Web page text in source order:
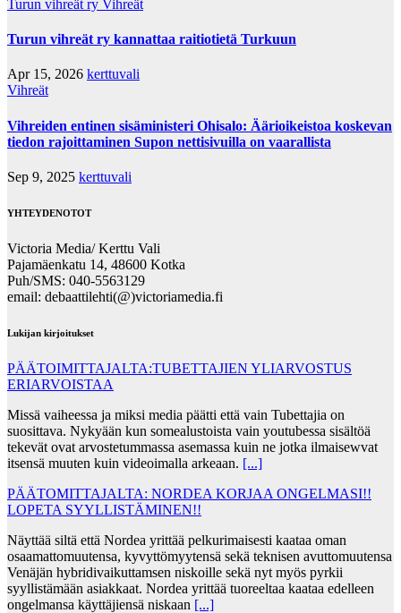
Turun vihreät ry Vihreät
Turun vihreät ry kannattaa raitiotietä Turkuun
Apr 15, 2026 kerttuvali
Vihreät
Vihreiden entinen sisäministeri Ohisalo: Äärioikeistoa koskevan
tiedon rajoittaminen Supon nettisivuilla on vaarallista
Sep 9, 2025 kerttuvali
YHTEYDENOTOT
Victoria Media/ Kerttu Vali
Pajamäenkatu 14, 48600 Kotka
Puh/SMS: 040-5563129
email: debaattilehti(@)victoriamedia.fi
Lukijan kirjoitukset
PÄÄTOIMITTAJALTA:TUBETTAJIEN YLIARVOSTUS
ERIARVOISTAA
Missä vaiheessa ja miksi media päätti että vain Tubettajia on
suosittava. Nykyään kun somealustoista vain youtubessa sisältöä
tekevät ovat arvostetummassa asemassa kuin ne jotka ilmaisewvat
itsensä muuten kuin videoimalla arkeaan. [...]
PÄÄTOMITTAJALTA: NORDEA KORJAA ONGELMASI!!
LOPETA SYYLLISTÄMINEN!!
Näyttää siltä että Nordea yrittää pelkurimaisesti kaataa oman
osaamattomuutensa, kyvyttömyytensä sekä teknisen avuttomuutensa
Venäjän hybridivaikuttamsen niskoille sekä nyt myös pyrkii
syyllistämään asiakkaat. Nordea yrittää tuoreeltaa kaataa edelleen
ongelmansa käyttäjiensä niskaan [...]